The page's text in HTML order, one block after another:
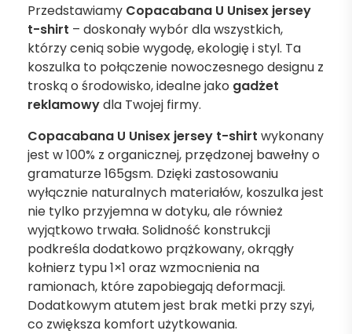
Przedstawiamy Copacabana U Unisex jersey
t-shirt – doskonały wybór dla wszystkich,
którzy cenią sobie wygodę, ekologię i styl. Ta
koszulka to połączenie nowoczesnego designu z
troską o środowisko, idealne jako gadżet
reklamowydla Twojej firmy.
Copacabana U Unisex jersey t-shirt wykonany
jest w 100% z organicznej, przędzonej bawełny o
gramaturze 165gsm. Dzięki zastosowaniu
wyłącznie naturalnych materiałów, koszulka jest
nie tylko przyjemna w dotyku, ale również
wyjątkowo trwała. Solidność konstrukcji
podkreśla dodatkowo prążkowany, okrągły
kołnierz typu 1×1 oraz wzmocnienia na
ramionach, które zapobiegają deformacji.
Dodatkowym atutem jest brak metki przy szyi,
co zwiększa komfort użytkowania.